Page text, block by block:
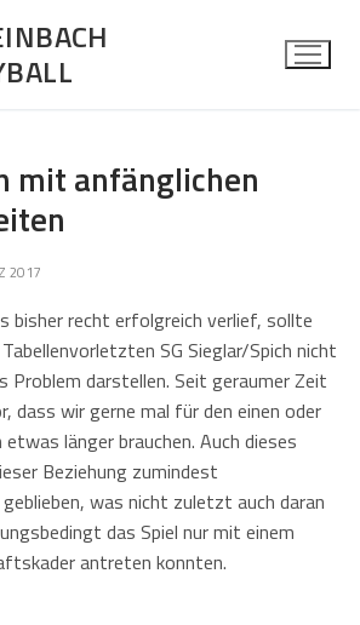
mit anfänglichen
2017
bisher recht erfolgreich verlief, sollte
SG Sieglar/Spich nicht
Problem darstellen. Seit geraumer Zeit
dass wir gerne mal für den einen oder
länger brauchen. Auch dieses
Beziehung zumindest
was nicht zuletzt auch daran
das Spiel nur mit einem
antreten konnten.